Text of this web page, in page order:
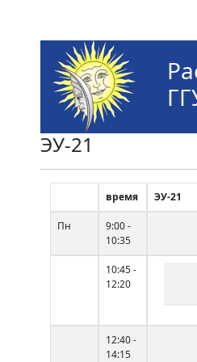
ЭУ-21
время ЭУ-21
Пн
9:00 -
10:35
10:45 -
12:20
12:40 -
14:15